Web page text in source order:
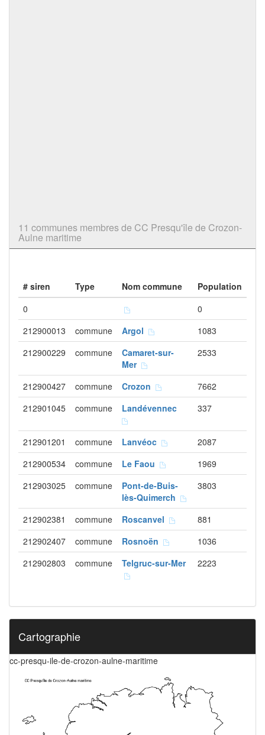
11 communes membres de CC Presqu'île de Crozon-
Aulne maritime
# siren Type Nom commune
Population
0
0
212900013
commune Argol
1083
212900229
commune
Camaret-sur-
Mer
2533
212900427 commune Crozon
7662
212901045
commune Landévennec 337
212901201 commune Lanvéoc
2087
212900534
commune Le Faou
1969
212903025
commune
Pont-de-Buis-
lès-Quimerch
3803
212902381 commune Roscanvel
881
212902407
commune Rosnoën
1036
212902803
commune Telgruc-sur-Mer 2223
Cartographie
cc-presqu-ile-de-crozon-aulne-maritime